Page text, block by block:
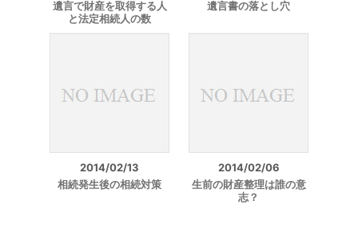
遺言で財産を取得する人
と法定相続人の数
遺言書の落とし穴
2014/02/13
相続発生後の相続対策
2014/02/06
生前の財産整理は誰の意
志？